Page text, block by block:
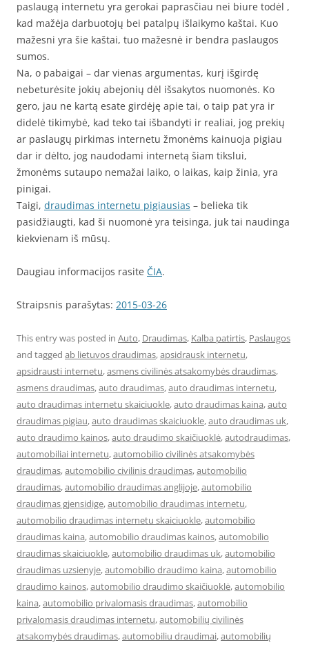
paslaugą internetu yra gerokai paprasčiau nei biure todėl ,
kad mažėja darbuotojų bei patalpų išlaikymo kaštai. Kuo
mažesni yra šie kaštai, tuo mažesnė ir bendra paslaugos
sumos.
Na, o pabaigai – dar vienas argumentas, kurį išgirdę
nebeturėsite jokių abejonių dėl išsakytos nuomonės. Ko
gero, jau ne kartą esate girdėję apie tai, o taip pat yra ir
didelė tikimybė, kad teko tai išbandyti ir realiai, jog prekių
ar paslaugų pirkimas internetu žmonėms kainuoja pigiau
dar ir dėlto, jog naudodami internetą šiam tikslui,
žmonėms sutaupo nemažai laiko, o laikas, kaip žinia, yra
pinigai.
Taigi, draudimas internetu pigiausias – belieka tik
pasidžiaugti, kad ši nuomonė yra teisinga, juk tai naudinga
kiekvienam iš mūsų.
Daugiau informacijos rasite ČIA.
Straipsnis parašytas: 2015-03-26
This entry was posted in Auto, Draudimas, Kalba patirtis, Paslaugos
and tagged ab lietuvos draudimas,apsidrausk internetu,
apsidrausti internetu,asmens civilinės atsakomybės draudimas,
asmens draudimas,auto draudimas,auto draudimas internetu,
auto draudimas internetu skaiciuokle,auto draudimas kaina,auto
draudimas pigiau,auto draudimas skaiciuokle,auto draudimas uk,
auto draudimo kainos,auto draudimo skaičiuoklė,autodraudimas,
automobiliai internetu,automobilio civilinės atsakomybės
draudimas,automobilio civilinis draudimas,automobilio
draudimas,automobilio draudimas anglijoje,automobilio
draudimas gjensidige,automobilio draudimas internetu,
automobilio draudimas internetu skaiciuokle,automobilio
draudimas kaina,automobilio draudimas kainos,automobilio
draudimas skaiciuokle,automobilio draudimas uk,automobilio
draudimas uzsienyje,automobilio draudimo kaina,automobilio
draudimo kainos,automobilio draudimo skaičiuoklė,automobilio
kaina,automobilio privalomasis draudimas,automobilio
privalomasis draudimas internetu,automobilių civilinės
atsakomybės draudimas,automobiliu draudimai,automobilių